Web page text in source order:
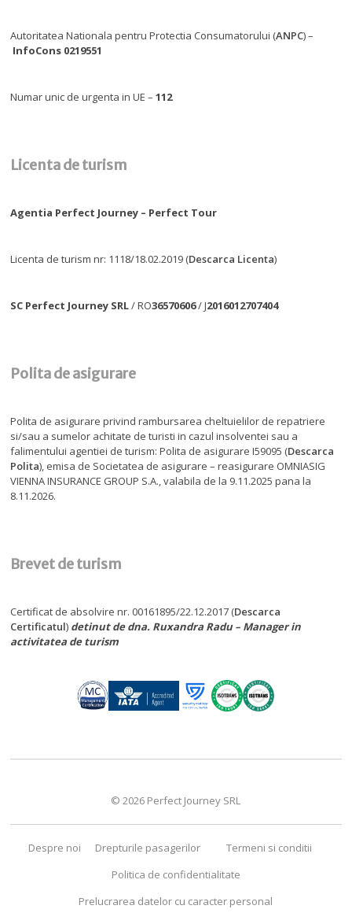
Autoritatea Nationala pentru Protectia Consumatorului (ANPC) –
InfoCons 0219551
Numar unic de urgenta in UE –112
Licenta de turism
Agentia Perfect Journey – Perfect Tour
Licenta de turism nr: 1118/18.02.2019 (Descarca Licenta)
SC Perfect Journey SRL/ RO36570606/ J2016012707404
Polita de asigurare
Polita de asigurare privind rambursarea cheltuielilor de repatriere
si/sau a sumelor achitate de turisti in cazul insolventei sau a
falimentului agentiei de turism: Polita de asigurare I59095 (Descarca
Polita), emisa de Societatea de asigurare – reasigurare OMNIASIG
VIENNA INSURANCE GROUP S.A., valabila de la 9.11.2025 pana la
8.11.2026.
Brevet de turism
Certificat de absolvire nr. 00161895/22.12.2017 (Descarca
Certificatul) detinut de dna. Ruxandra Radu – Manager in
activitatea de turism
© 2026 Perfect Journey SRL
Despre noi Drepturile pasagerilor
Termeni si conditii
Politica de confidentialitate
Prelucrarea datelor cu caracter personal